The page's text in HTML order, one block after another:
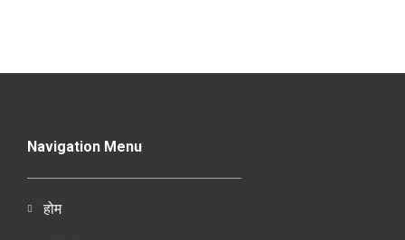
Navigation Menu
होम